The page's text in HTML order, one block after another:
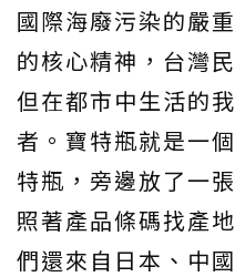
國際海廢污染的嚴
的核心精神，台灣
但在都市中生活的
者。寶特瓶就是一
特瓶，旁邊放了一
照著產品條碼找產
們還來自日本、中